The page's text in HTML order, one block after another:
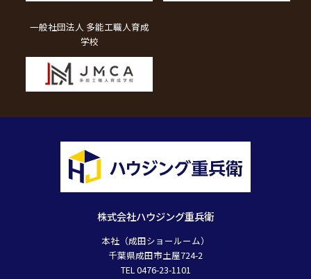
株式会社ハウジング重兵衛
本社（成田ショールーム）
千葉県成田市土屋724-2
TEL 0476-23-1101
一般社団法人 多能工職人育成
学校